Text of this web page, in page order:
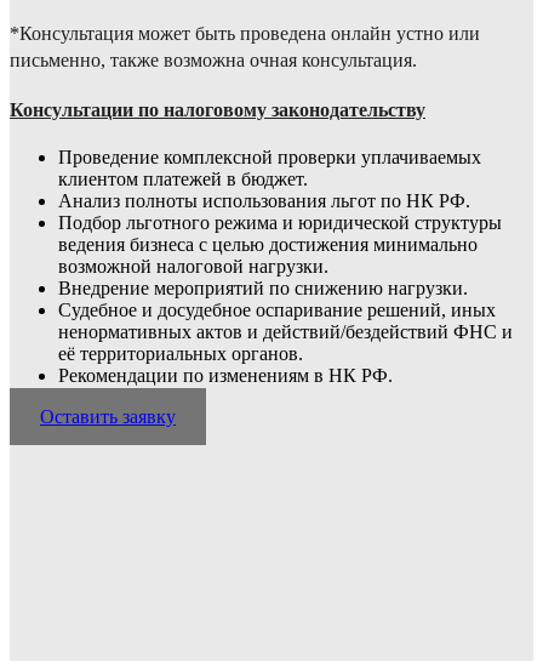
*Консультация может быть проведена онлайн устно или
письменно, также возможна очная консультация.
Консультации по налоговому законодательству
Проведение комплексной проверки уплачиваемых
клиентом платежей в бюджет.
Анализ полноты использования льгот по НК РФ.
Подбор льготного режима и юридической структуры
ведения бизнеса с целью достижения минимально
возможной налоговой нагрузки.
Внедрение мероприятий по снижению нагрузки.
Судебное и досудебное оспаривание решений, иных
ненормативных актов и дейст­вий/бездействий ФНС и
её территориальных органов.
Рекомендации по изменениям в НК РФ.
Оставить заявку